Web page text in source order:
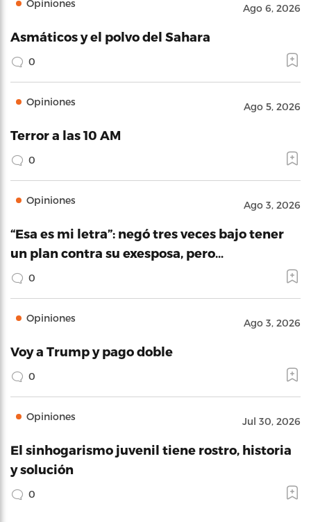
Opiniones Ago 6, 2026
Asmáticos y el polvo del Sahara
0
Opiniones Ago 5, 2026
Terror a las 10 AM
0
Opiniones Ago 3, 2026
“Esa es mi letra”: negó tres veces bajo tener
un plan contra su exesposa, pero…
0
Opiniones Ago 3, 2026
Voy a Trump y pago doble
0
Opiniones Jul 30, 2026
El sinhogarismo juvenil tiene rostro, historia
y solución
0